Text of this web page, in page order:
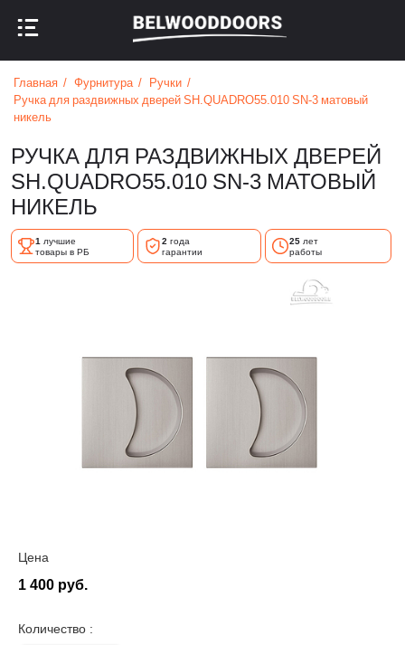
НАЗАД В МЕНЮ
НАЗАД В МЕНЮ
Главная Фурнитура
Ручки
Ручка для раздвижных дверей SH.QUADRO55.010 SN-3 матовый
никель
РУЧКА ДЛЯ РАЗДВИЖНЫХ ДВЕРЕЙ
SH.QUADRO55.010 SN-3 МАТОВЫЙ
НИКЕЛЬ
1 лучшие
товары в РБ
2 года
гарантии
25лет
работы
Цена
1 400 руб.
Количество :